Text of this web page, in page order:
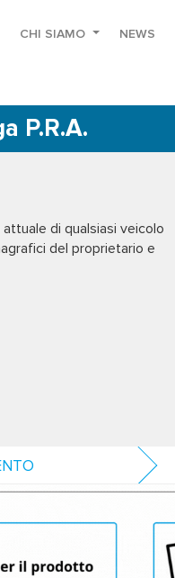
CHI SIAMO NEWS
P.R.A.
di qualsiasi veicolo
del proprietario e